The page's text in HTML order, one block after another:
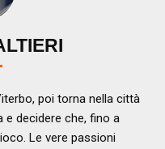
poi torna nella città
e decidere che, fino a
Le vere passioni